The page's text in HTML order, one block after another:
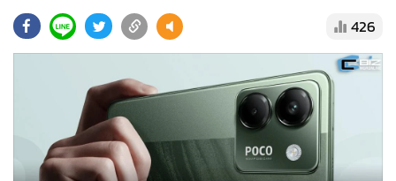
• ผู้จัดกวน
Green Innovation & SD
Management & HR
MGR Live
• Infographic
426